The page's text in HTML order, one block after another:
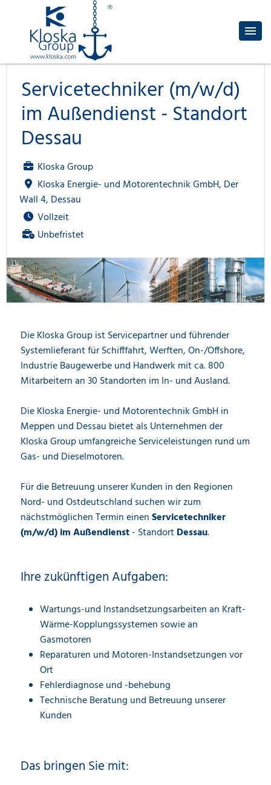
Servicetechniker (m/w/d)
im Außendienst - Standort
Dessau
Kloska Group
Kloska Energie- und Motorentechnik GmbH, Der
Wall 4, Dessau
Vollzeit
Unbefristet
Die Kloska Group ist Servicepartner und führender
Systemlieferant für Schifffahrt, Werften, On-/Offshore,
Industrie Baugewerbe und Handwerk mit ca. 800
Mitarbeitern an 30 Standorten im In- und Ausland.
Die Kloska Energie- und Motorentechnik GmbH in
Meppen und Dessau bietet als Unternehmen der
Kloska Group umfangreiche Serviceleistungen rund um
Gas- und Dieselmotoren.
Für die Betreuung unserer Kunden in den Regionen
Nord- und Ostdeutschland suchen wir zum
nächstmöglichen Termin einenServicetechniker
(m/w/d) im Außendienst- StandortDessau.
Ihre zukünftigen Aufgaben:
Wartungs-und Instandsetzungsarbeiten an Kraft-
Wärme-Kopplungssystemen sowie an
Gasmotoren
Reparaturen und Motoren-Instandsetzungen vor
Ort
Fehlerdiagnose und -behebung
Technische Beratung und Betreuung unserer
Kunden
Das bringen Sie mit: